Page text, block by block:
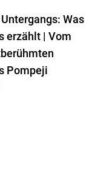
Was
erzählt | Vom
Pompeji